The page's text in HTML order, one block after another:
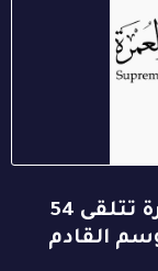
اللجنة العليا لشؤون الحج والعمرة تتلقى 54
القادم